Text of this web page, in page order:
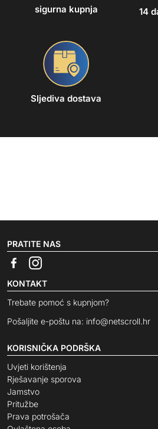
sigurna kupnja
14
Sljediva dostava
PRATITE NAS
KONTAKT
Trebate pomoć s kupnjom?
Pošaljite e-poštu na: info@netscroll.hr
KORISNIČKA PODRŠKA
Uvjeti korištenja
Rješavanje sporova
Jamstvo
Pritužbe
Prava potrošača